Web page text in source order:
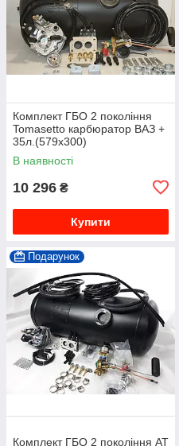
Комплект ГБО 2 покоління
Tomasetto карбюратор ВАЗ +
35л.(579x300)
В наявності
10 296 ₴
Купити
Подарунок
Комплект ГБО 2 покоління АТ